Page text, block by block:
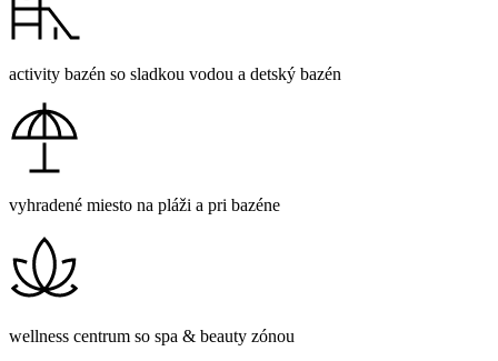
activity bazén so sladkou vodou a detský bazén
vyhradené miesto na pláži a pri bazéne
wellness centrum so spa & beauty zónou